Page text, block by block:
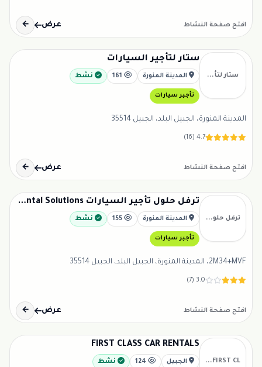
افتح صفحة النشاط عرض ←
ستار لتأ...
ستار لتأجير السيارات
المدينة المنورة نشط
تأجير سيارات
المدينة المنورة، الجبيل البلد، الجبيل 35514
4.7 (16)
افتح صفحة النشاط عرض ←
ترفل حلو...
ترفل حلول تأجير السيارات Travel Car Rental Solutions الجبيل
المدينة المنورة نشط
تأجير سيارات
2M34+MVF، المدينة المنورة، الجبيل البلد، الجبيل 35514
3.0 (7)
افتح صفحة النشاط عرض ←
FIRST CL...
FIRST CLASS CAR RENTALS
الجبيل نشط